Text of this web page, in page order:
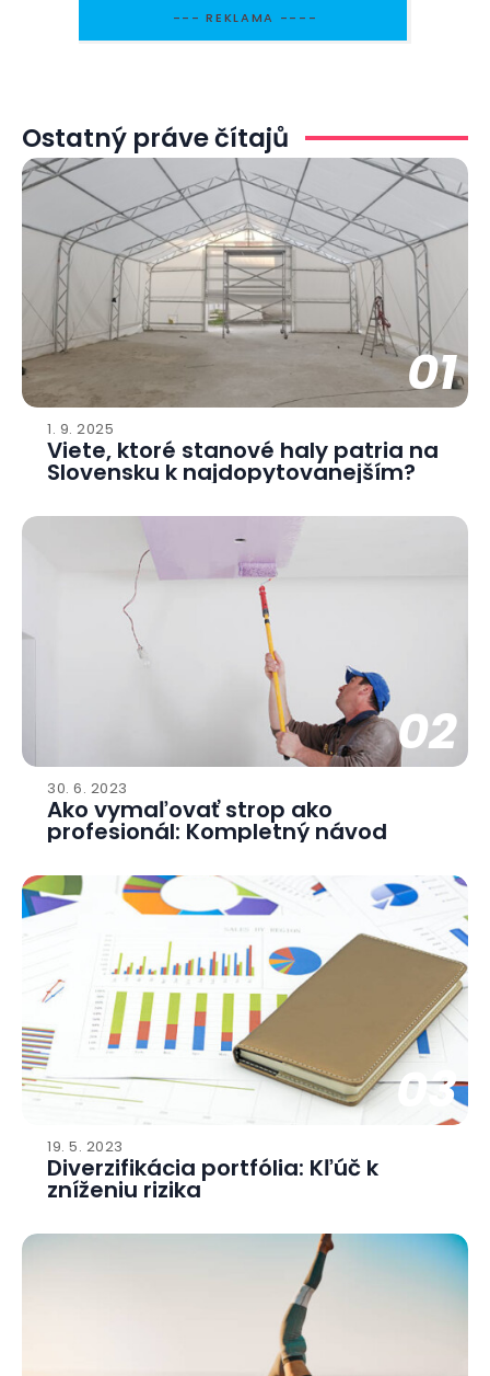
Ostatný práve čítajů
01
1. 9. 2025
Viete, ktoré stanové haly patria na
Slovensku k najdopytovanejším?
02
30. 6. 2023
Ako vymaľovať strop ako
profesionál: Kompletný návod
03
19. 5. 2023
Diverzifikácia portfólia: Kľúč k
zníženiu rizika
--- REKLAMA ----